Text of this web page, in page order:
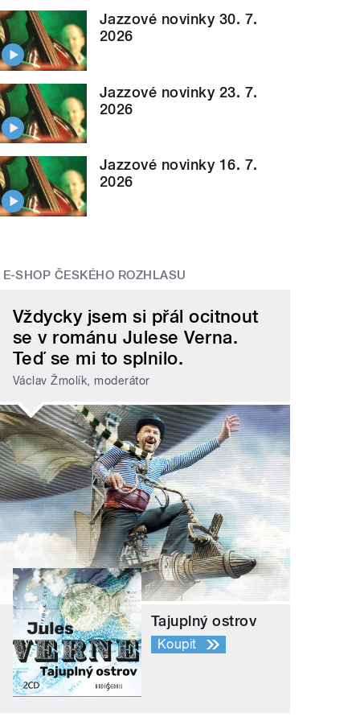
Jazzové novinky 30. 7.
2026
Jazzové novinky 23. 7.
2026
Jazzové novinky 16. 7.
2026
E-SHOP ČESKÉHO ROZHLASU
Vždycky jsem si přál ocitnout
se v románu Julese Verna.
Teď se mi to splnilo.
Václav Žmolík, moderátor
Tajuplný ostrov
Koupit